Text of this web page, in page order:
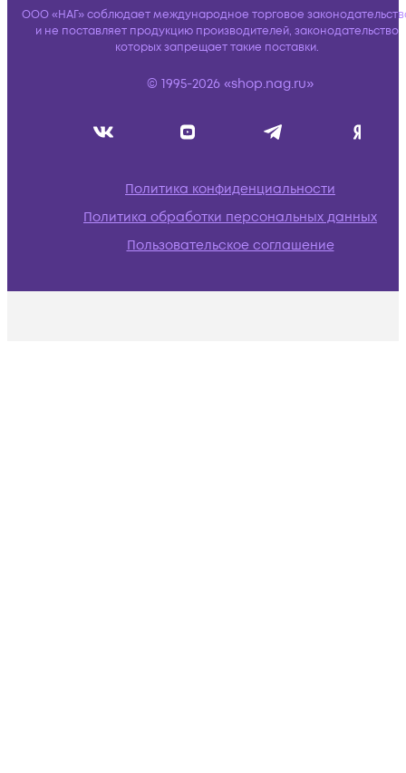
ООО «НАГ» соблюдает международное торговое
и не поставляет продукцию производителей, законодательство
которых запрещает такие поставки.
© 1995-2026 «shop.nag.ru»
Политика конфиденциальности
Политика обработки персональных данных
Пользовательское соглашение